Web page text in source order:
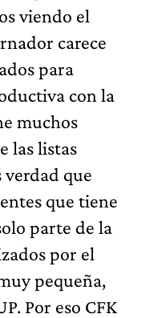
viendo el
carece
para
con la
muchos
las listas
verdad que
que tiene
parte de la
por el
pequeña,
Por eso CFK